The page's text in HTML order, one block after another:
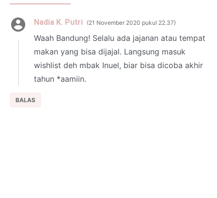
Nadia K. Putri 21 November 2020 pukul 22.37
Waah Bandung! Selalu ada jajanan atau tempat
makan yang bisa dijajal. Langsung masuk
wishlist deh mbak Inuel, biar bisa dicoba akhir
tahun *aamiin.
BALAS